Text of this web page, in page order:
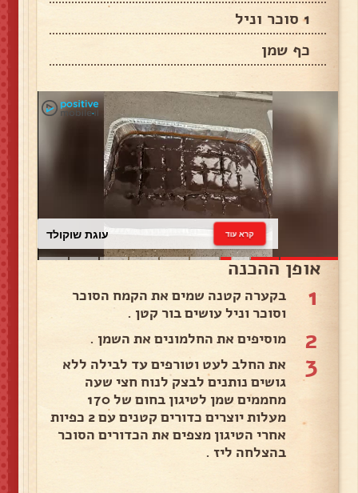
1 סוכר וניל
כף שמן
עוגת שוקולד קרא עוד
אופן ההכנה
1
בקערה קטנה שמים את הקמח הסוכר
וסוכר וניל עושים בור קטן .
2 מוסיפים את החלמונים את השמן .
3
את החלב לעט וטורפים עד לבילה ללא
גושים נותנים לבצק לנוח חצי שעה
מחממים שמן לטיגון בחום של 170
מעלות יוצרים כדורים קטנים עם 2 כפיות
אחרי הטיגון מצפים את הכדורים הסוכר
בהצלחה ליז .